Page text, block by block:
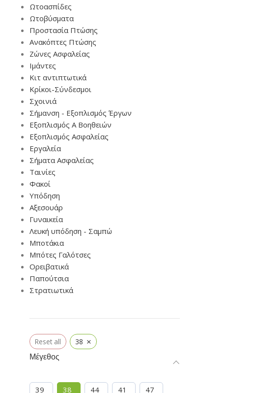
Ωτοασπίδες
Ωτοβύσματα
Προστασία Πτώσης
Ανακόπτες Πτώσης
Ζώνες Ασφαλείας
Ιμάντες
Κιτ αντιπτωτικά
Κρίκοι-Σύνδεσμοι
Σχοινιά
Σήμανση - Εξοπλισμός Έργων
Εξοπλισμός Α Βοηθειών
Εξοπλισμός Ασφαλείας
Εργαλεία
Σήματα Ασφαλείας
Ταινίες
Φακοί
Υπόδηση
Αξεσουάρ
Γυναικεία
Λευκή υπόδηση - Σαμπώ
Μποτάκια
Μπότες Γαλότσες
Ορειβατικά
Παπούτσια
Στρατιωτικά
Reset all 38 ×
Μέγεθος
39 38 44 41 47